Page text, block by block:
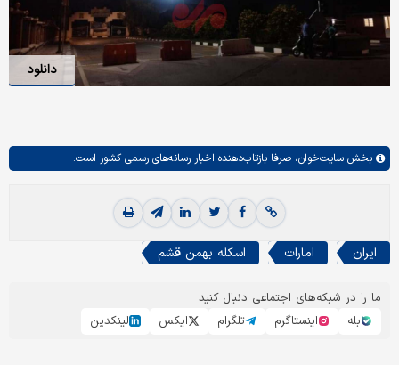
دانلود
بخش سایت‌خوان، صرفا بازتاب‌دهنده اخبار رسانه‌های رسمی کشور است.
ایران امارات اسکله بهمن قشم
ما را در شبکه‌های اجتماعی دنبال کنید
بله
اینستاگرم تلگرام ایکس لینکدین